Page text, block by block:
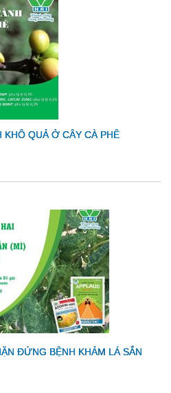
KHÔ QUẢ Ở CÂY CÀ PHÊ
ĐỨNG BỆNH KHẢM LÁ SẮN